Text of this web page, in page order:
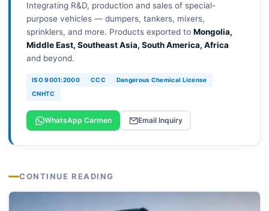
Integrating R&D, production and sales of special-
purpose vehicles — dumpers, tankers, mixers,
sprinklers, and more. Products exported to Mongolia,
Middle East, Southeast Asia, South America, Africa
and beyond.
ISO 9001:2000 CCC
Dangerous Chemical License
CNHTC
WhatsApp Carmen Email Inquiry
CONTINUE READING